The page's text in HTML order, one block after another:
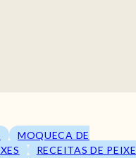
MOQUECA DE
RECEITAS DE PEIXE